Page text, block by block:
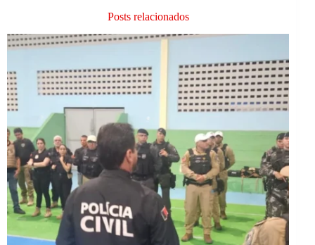
Posts relacionados